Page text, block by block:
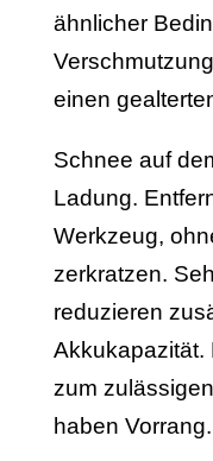
ähnlicher
einen
Schnee auf
Ladung.
Werkzeug,
zerkratzen.
reduzieren
Akkukapazität.
zum
haben Vorrang.